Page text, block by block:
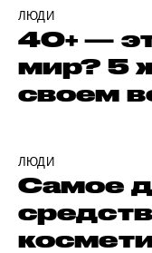
ЛЮДИ
40+ —
мир? 5
своем
ЛЮДИ
Самое